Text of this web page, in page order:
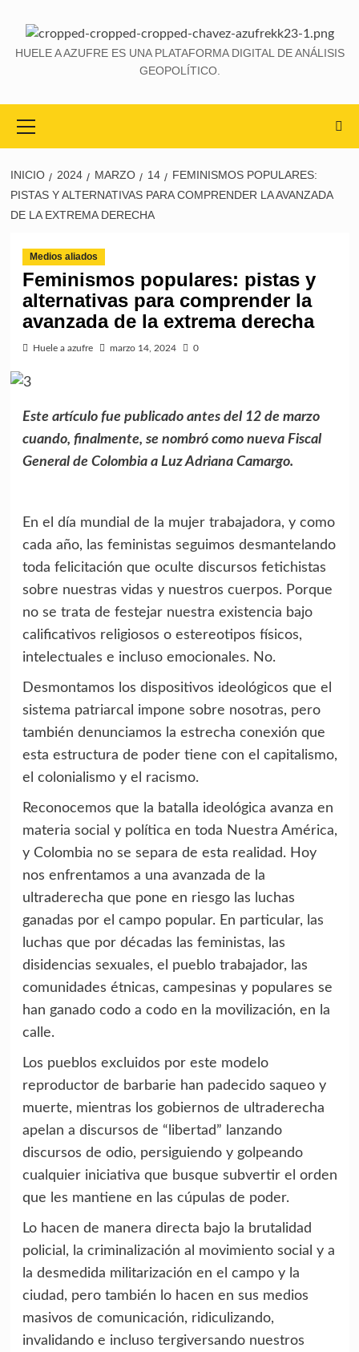
HUELE A AZUFRE ES UNA PLATAFORMA DIGITAL DE ANÁLISIS
GEOPOLÍTICO.
INICIO 2024 MARZO 14
FEMINISMOS POPULARES:
PISTAS Y ALTERNATIVAS PARA COMPRENDER LA AVANZADA
DE LA EXTREMA DERECHA
Medios aliados
Feminismos populares: pistas y
alternativas para comprender la
avanzada de la extrema derecha
Huele a azufre marzo 14, 2024 0
Este artículo fue publicado antes del 12 de marzo
cuando, finalmente, se nombró como nueva Fiscal
General de Colombia a Luz Adriana Camargo.
En el día mundial de la mujer trabajadora, y como
cada año, las feministas seguimos desmantelando
toda felicitación que oculte discursos fetichistas
sobre nuestras vidas y nuestros cuerpos. Porque
no se trata de festejar nuestra existencia bajo
calificativos religiosos o estereotipos físicos,
intelectuales e incluso emocionales. No.
Desmontamos los dispositivos ideológicos que el
sistema patriarcal impone sobre nosotras, pero
también denunciamos la estrecha conexión que
esta estructura de poder tiene con el capitalismo,
el colonialismo y el racismo.
Reconocemos que la batalla ideológica avanza en
materia social y política en toda Nuestra América,
y Colombia no se separa de esta realidad. Hoy
nos enfrentamos a una avanzada de la
ultraderecha que pone en riesgo las luchas
ganadas por el campo popular. En particular, las
luchas que por décadas las feministas, las
disidencias sexuales, el pueblo trabajador, las
comunidades étnicas, campesinas y populares se
han ganado codo a codo en la movilización, en la
calle.
Los pueblos excluidos por este modelo
reproductor de barbarie han padecido saqueo y
muerte, mientras los gobiernos de ultraderecha
apelan a discursos de “libertad” lanzando
discursos de odio, persiguiendo y golpeando
cualquier iniciativa que busque subvertir el orden
que les mantiene en las cúpulas de poder.
Lo hacen de manera directa bajo la brutalidad
policial, la criminalización al movimiento social y a
la desmedida militarización en el campo y la
ciudad, pero también lo hacen en sus medios
masivos de comunicación, ridiculizando,
invalidando e incluso tergiversando nuestros